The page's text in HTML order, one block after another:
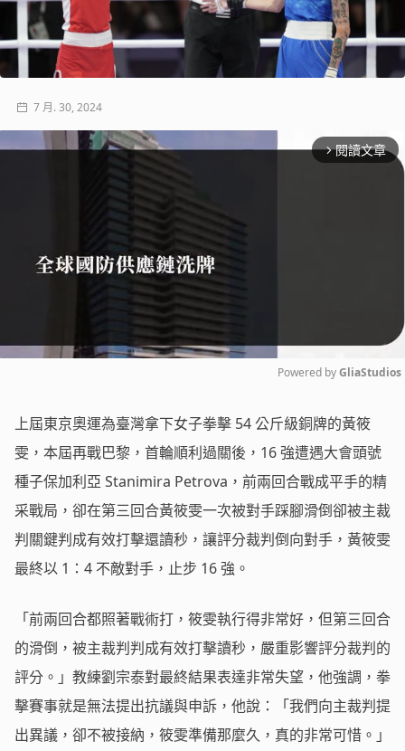
7 月. 30, 2024
arrow_forward_ios 閱讀文章
Powered by GliaStudios
上屆東京奧運為臺灣拿下女子拳擊 54 公斤級銅牌的黃筱
雯，本屆再戰巴黎，首輪順利過關後，16 強遭遇大會頭號
種子保加利亞 Stanimira Petrova，前兩回合戰成平手的精
采戰局，卻在第三回合黃筱雯一次被對手踩腳滑倒卻被主裁
判關鍵判成有效打擊還讀秒，讓評分裁判倒向對手，黃筱雯
最終以 1：4 不敵對手，止步 16 強。
「前兩回合都照著戰術打，筱雯執行得非常好，但第三回合
的滑倒，被主裁判判成有效打擊讀秒，嚴重影響評分裁判的
評分。」教練劉宗泰對最終結果表達非常失望，他強調，拳
擊賽事就是無法提出抗議與申訴，他說：「我們向主裁判提
出異議，卻不被接納，筱雯準備那麼久，真的非常可惜。」